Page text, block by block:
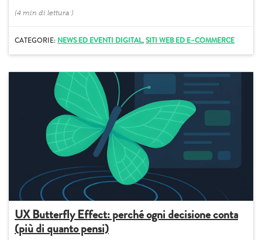
(4 min di lettura )
CATEGORIE: NEWS ED EVENTI DIGITAL,SITI WEB ED E–COMMERCE
UX Butterfly Effect: perché ogni decisione conta
(più di quanto pensi)